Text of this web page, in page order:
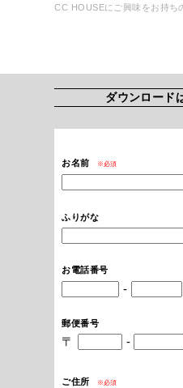
CC HOUSEにご興味をお持ち
ダウンロード
お名前 ※必須
ふりがな
お電話番号
-
郵便番号
〒 -
ご住所 ※必須